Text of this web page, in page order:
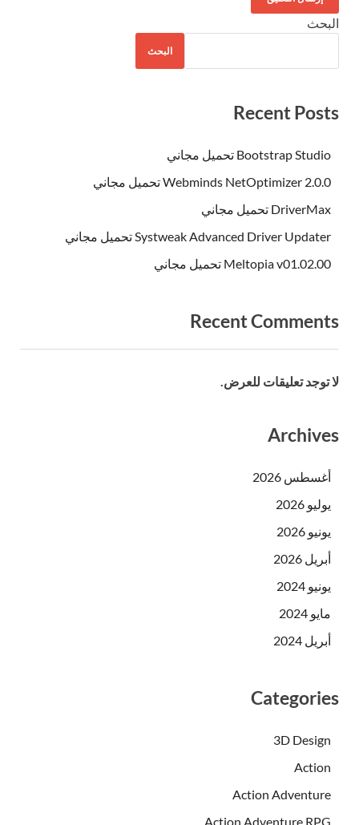
البحث
البحث
Recent Posts
Bootstrap Studio تحميل مجاني
Webminds NetOptimizer 2.0.0 تحميل مجاني
DriverMax تحميل مجاني
Systweak Advanced Driver Updater تحميل مجاني
Meltopia v01.02.00 تحميل مجاني
Recent Comments
لا توجد تعليقات للعرض.
Archives
أغسطس 2026
يوليو 2026
يونيو 2026
أبريل 2026
يونيو 2024
مايو 2024
أبريل 2024
Categories
3D Design
Action
Action Adventure
Action Adventure RPG